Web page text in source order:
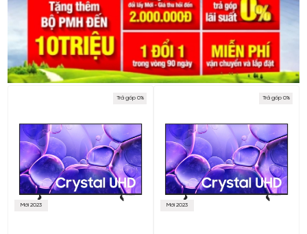
Mới 2023
Trả góp 0%
Mới 2023
Trả góp 0%